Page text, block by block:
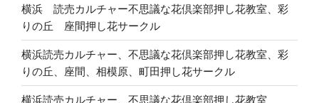
横浜 読売カルチャー不思議な花倶楽部押し花教室、彩
りの丘 座間押し花サークル
横浜読売カルチャー、不思議な花倶楽部押し花教室、彩
りの丘、座間、相模原、町田押し花サークル
横浜読売カルチャー、不思議な花倶楽部押し花教室